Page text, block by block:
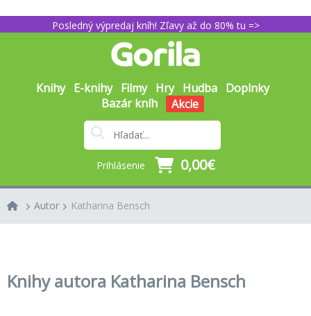
Posledný výpredaj kníh! Zľavy až do 80% tu =>
Knihy E-knihy Filmy Hry Hudba Doplnky
Bazár kníh
Akcie
Prihlásenie 0,00€
Autor Katharina Bensch
Knihy autora Katharina Bensch